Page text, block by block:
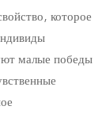
которое
малые победы